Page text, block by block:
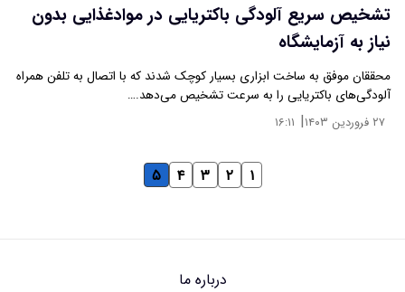
تشخیص سریع آلودگی باکتریایی در موادغذایی بدون
نیاز به آزمایشگاه
محققان موفق به ساخت ابزاری بسیار کوچک شدند که با اتصال به تلفن همراه
آلودگی‌های باکتریایی را به سرعت تشخیص می‌دهد.…
۲۷ فروردین ۱۴۰۳ | ۱۶:۱۱
۱ ۲ ۳ ۴ ۵
درباره ما